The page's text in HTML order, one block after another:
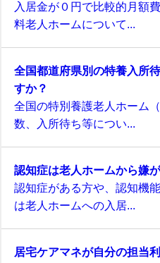
入居金が０円で比較的月額
料老人ホームについて...
全国都道府県別の特養入所
すか？
全国の特別養護老人ホーム
数、入所待ち等につい...
認知症は老人ホームから嫌
認知症がある方や、認知機
は老人ホームへの入居...
居宅ケアマネが自分の担当